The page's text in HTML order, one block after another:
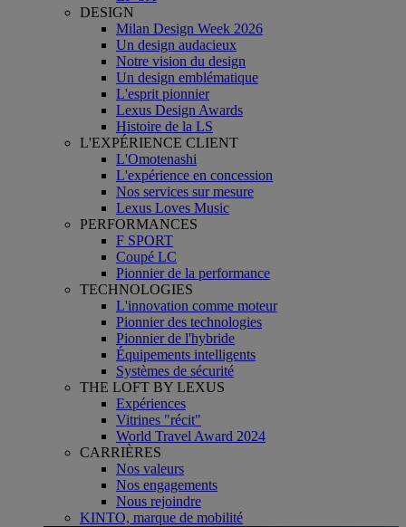
DESIGN
Milan Design Week 2026
Un design audacieux
Notre vision du design
Un design emblématique
L'esprit pionnier
Lexus Design Awards
Histoire de la LS
L'EXPÉRIENCE CLIENT
L'Omotenashi
L'expérience en concession
Nos services sur mesure
Lexus Loves Music
PERFORMANCES
F SPORT
Coupé LC
Pionnier de la performance
TECHNOLOGIES
L'innovation comme moteur
Pionnier des technologies
Pionnier de l'hybride
Équipements intelligents
Systèmes de sécurité
THE LOFT BY LEXUS
Expériences
Vitrines "récit"
World Travel Award 2024
CARRIÈRES
Nos valeurs
Nos engagements
Nous rejoindre
KINTO, marque de mobilité